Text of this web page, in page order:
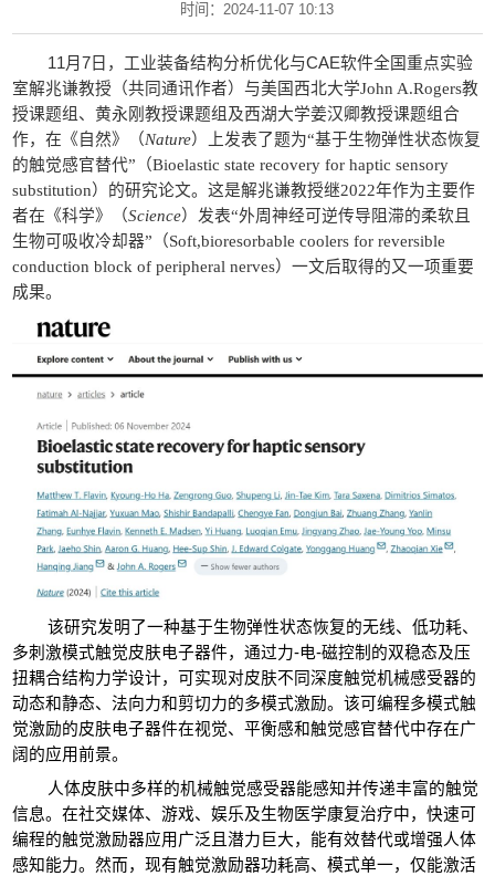
时间：2024-11-07 10:13
11月7日，工业装备结构分析优化与CAE软件全国重点实验
室解兆谦教授（共同通讯作者）与美国西北大学John A.Rogers教
授课题组、黄永刚教授课题组及西湖大学姜汉卿教授课题组合
作，在《自然》（Nature）上发表了题为“基于生物弹性状态恢复
的触觉感官替代” （Bioelastic state recovery for haptic sensory
substitution）的研究论文。这是解兆谦教授继2022年作为主要作
者在《科学》（Science）发表“外周神经可逆传导阻滞的柔软且
生物可吸收冷却器” （Soft,bioresorbable coolers for reversible
conduction block of peripheral nerves）一文后取得的又一项重要
成果。
该研究发明了一种基于生物弹性状态恢复的无线、低功耗、
多刺激模式触觉皮肤电子器件，通过力-电-磁控制的双稳态及压
扭耦合结构力学设计，可实现对皮肤不同深度触觉机械感受器的
动态和静态、法向力和剪切力的多模式激励。该可编程多模式触
觉激励的皮肤电子器件在视觉、平衡感和触觉感官替代中存在广
阔的应用前景。
人体皮肤中多样的机械触觉感受器能感知并传递丰富的触觉
信息。在社交媒体、游戏、娱乐及生物医学康复治疗中，快速可
编程的触觉激励器应用广泛且潜力巨大，能有效替代或增强人体
感知能力。然而，现有触觉激励器功耗高、模式单一，仅能激活